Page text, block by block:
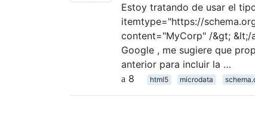
Estoy tratando de usar el
itemtype="https://
content="MyCorp" /&gt; &lt;/
Google , me sugiere que
anterior para incluir la …
8
html5 microdata